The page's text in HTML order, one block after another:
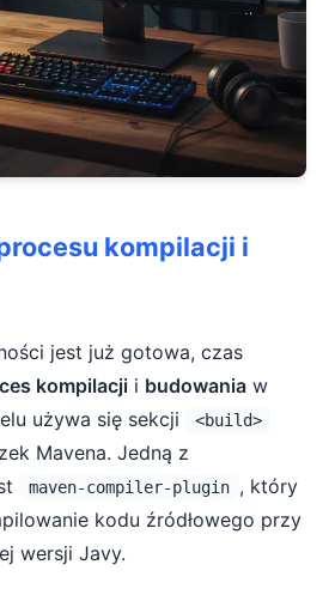
kompilacji i
jest już gotowa, czas
kompilacji i budowania w
używa się sekcji <build>
Mavena. Jedną z
maven-compiler-plugin , który
kodu źródłowego przy
wersji Javy.